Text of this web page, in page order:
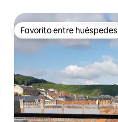
Favorito entre huéspedes
Favorito entre huéspedes